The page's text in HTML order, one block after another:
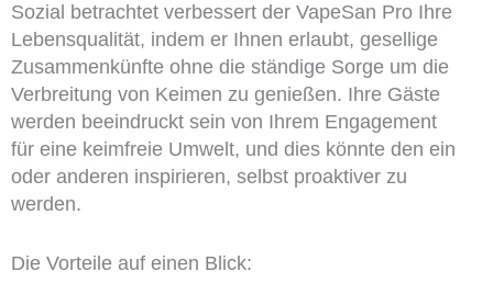
Sozial betrachtet verbessert der VapeSan Pro Ihre
Lebensqualität, indem er Ihnen erlaubt, gesellige
Zusammenkünfte ohne die ständige Sorge um die
Verbreitung von Keimen zu genießen. Ihre Gäste
werden beeindruckt sein von Ihrem Engagement
für eine keimfreie Umwelt, und dies könnte den ein
oder anderen inspirieren, selbst proaktiver zu
werden.
Die Vorteile auf einen Blick: